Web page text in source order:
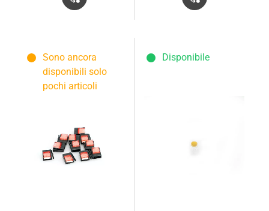
Sono ancora
disponibili solo
pochi articoli
Disponibile